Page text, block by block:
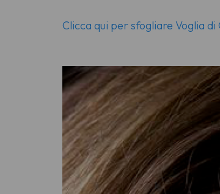
Clicca qui per sfogliare Voglia